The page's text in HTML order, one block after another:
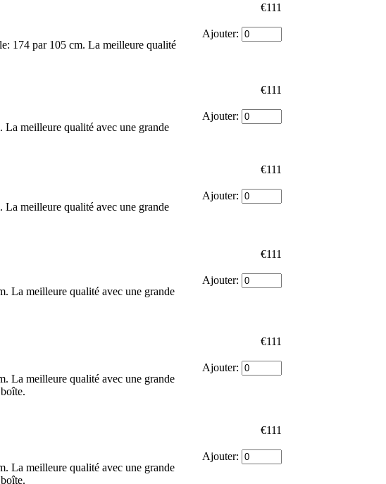
174 par 105 cm. La meilleure qualité
€111
Ajouter:
meilleure qualité avec une grande
€111
Ajouter:
meilleure qualité avec une grande
€111
Ajouter:
La meilleure qualité avec une grande
€111
Ajouter:
La meilleure qualité avec une grande
€111
Ajouter:
La meilleure qualité avec une grande
€111
Ajouter: